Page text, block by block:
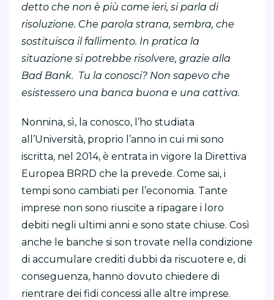
detto che non è più come ieri, si parla di
risoluzione. Che parola strana, sembra, che
sostituisca il fallimento. In pratica la
situazione si potrebbe risolvere, grazie alla
Bad Bank. Tu la conosci? Non sapevo che
esistessero una banca buona e una cattiva.
Nonnina, sì, la conosco, l’ho studiata
all’Università, proprio l’anno in cui mi sono
iscritta, nel 2014, è entrata in vigore la Direttiva
Europea BRRD che la prevede. Come sai, i
tempi sono cambiati per l’economia. Tante
imprese non sono riuscite a ripagare i loro
debiti negli ultimi anni e sono state chiuse. Così
anche le banche si son trovate nella condizione
di accumulare crediti dubbi da riscuotere e, di
conseguenza, hanno dovuto chiedere di
rientrare dei fidi concessi alle altre imprese.